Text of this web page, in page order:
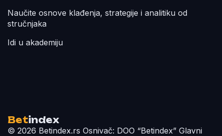
Naučite osnove klađenja, strategije i analitiku od
stručnjaka
Idi u akademiju
Betindex
© 2026 Betindex.rs Osnivač: DOO “Betindex” Glavni